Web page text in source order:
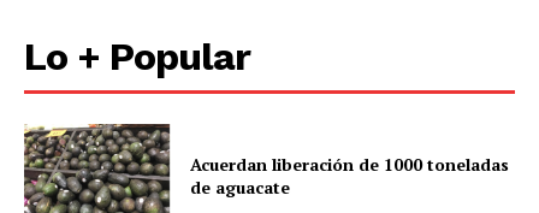
Lo + Popular
Acuerdan liberación de 1000 toneladas
de aguacate